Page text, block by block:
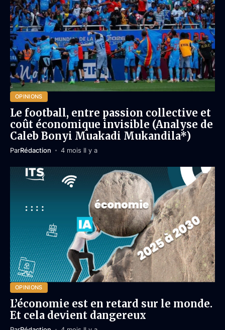
OPINIONS
Le football, entre passion collective et
coût économique invisible (Analyse de
Caleb Bonyi Muakadi Mukandila*)
ParRédaction 4 mois Il y a
OPINIONS
L’économie est en retard sur le monde.
Et cela devient dangereux